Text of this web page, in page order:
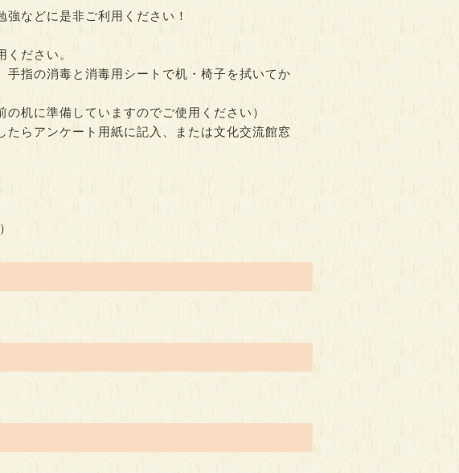
などに是非ご利用ください！
ださい。
手指の消毒と消毒用シートで机・椅子を拭いてか
机に準備していますのでご使用ください）
たらアンケート用紙に記入、または文化交流館窓